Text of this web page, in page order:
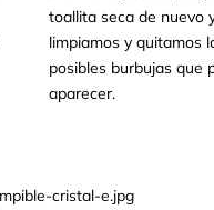
toallita seca de nuevo
limpiamos y quitamos
posibles burbujas que
aparecer.